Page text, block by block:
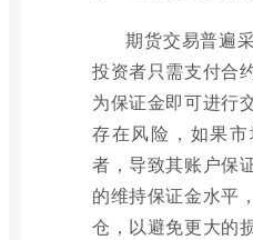
期货交易普遍
投资者只需支付合
为保证金即可进行
存在风险，如果
者，导致其账户保
的维持保证金水平
仓，以避免更大的